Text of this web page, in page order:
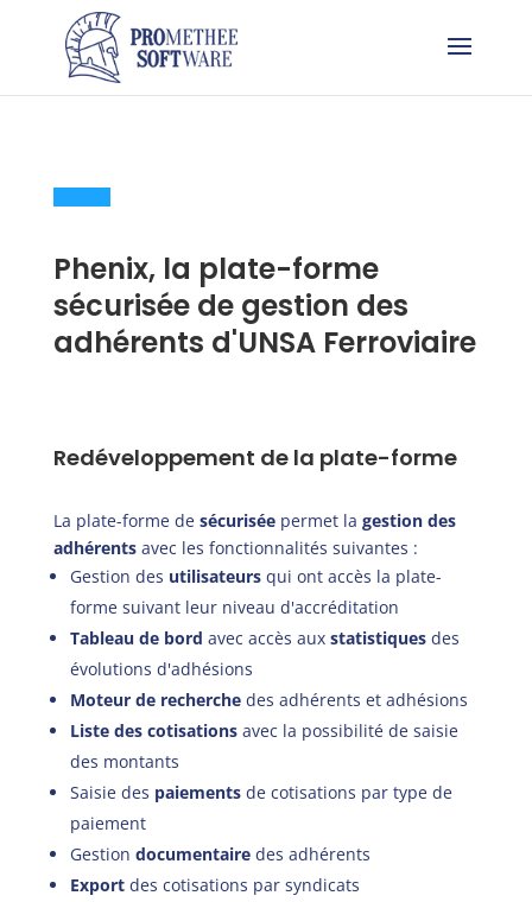
Phenix, la plate-forme
sécurisée de gestion des
adhérents d'UNSA Ferroviaire
Redéveloppement de la plate-forme
La plate-forme de sécuriséepermet la gestion des
adhérentsavec les fonctionnalités suivantes :
Gestion des utilisateursqui ont accès la plate-
forme suivant leur niveau d'accréditation
Tableau de bord avec accès aux statistiquesdes
évolutions d'adhésions
Moteur de recherchedes adhérents et adhésions
Liste des cotisationsavec la possibilité de saisie
des montants
Saisie des paiementsde cotisations par type de
paiement
Gestion documentairedes adhérents
Exportdes cotisations par syndicats